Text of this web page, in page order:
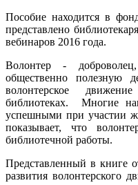
Пособие находится в
представлено
вебинаров 2016 года.
Волонтер -
общественно полезную
волонтерское
библиотеках. Многие
успешными при участии
показывает, что
библиотечной работы.
Пред­став­лен­ный в кни­ге
раз­ви­тия во­лон­тер­ского